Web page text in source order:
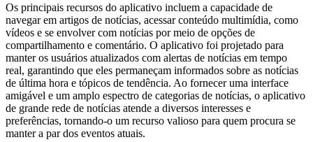
Os principais recursos do aplicativo incluem a capacidade de
navegar em artigos de notícias, acessar conteúdo multimídia, como
vídeos e se envolver com notícias por meio de opções de
compartilhamento e comentário. O aplicativo foi projetado para
manter os usuários atualizados com alertas de notícias em tempo
real, garantindo que eles permaneçam informados sobre as notícias
de última hora e tópicos de tendência. Ao fornecer uma interface
amigável e um amplo espectro de categorias de notícias, o aplicativo
de grande rede de notícias atende a diversos interesses e
preferências, tornando-o um recurso valioso para quem procura se
manter a par dos eventos atuais.